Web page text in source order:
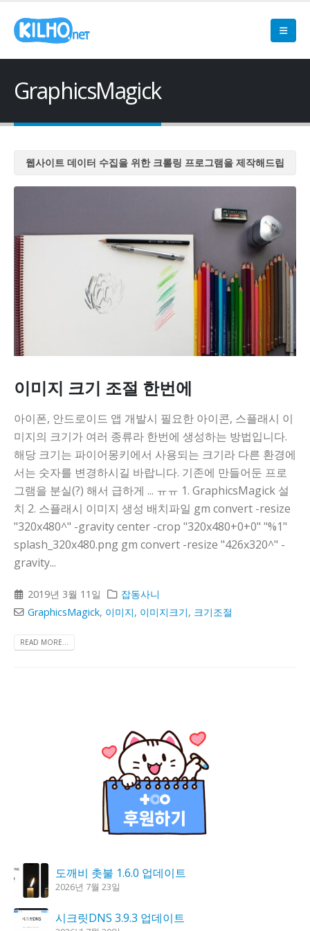
GraphicsMagick
웹사이트 데이터 수집을 위한 크롤링 프로그램을 제작해드립
웹사이트 데이터 수집을 위한 크롤링 프로그램을 제작해드립
니다
웹사이트 데이터 수집을 위한 크롤링 프로그램을 제작해드립
니다
웹사이트 데이터 수집을 위한 크롤링 프로그램을 제작해드립
니다
이미지 크기 조절 한번에
아이폰, 안드로이드 앱 개발시 필요한 아이콘, 스플래시 이
미지의 크기가 여러 종류라 한번에 생성하는 방법입니다.
해당 크기는 파이어몽키에서 사용되는 크기라 다른 환경에
서는 숫자를 변경하시길 바랍니다. 기존에 만들어둔 프로
그램을 분실(?) 해서 급하게 ... ㅠㅠ 1. GraphicsMagick 설
치 2. 스플래시 이미지 생성 배치파일 gm convert -resize
"320x480^" -gravity center -crop "320x480+0+0" "%1"
splash_320x480.png gm convert -resize "426x320^" -
gravity...
2019년 3월 11일
잡동사니
GraphicsMagick, 이미지, 이미지크기, 크기조절
READ MORE...
도깨비 촛불 1.6.0 업데이트
2026년 7월 23일
시크릿DNS 3.9.3 업데이트